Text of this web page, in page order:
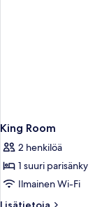
King Room
2 henkilöä
1 suuri parisänky
Ilmainen Wi-Fi
Lisätietoja